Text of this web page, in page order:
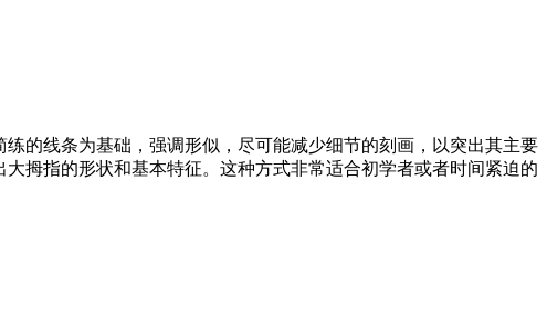
的线条为基础，强调形似，尽可能减少细节的刻画，以突出其主要
拇指的形状和基本特征。这种方式非常适合初学者或者时间紧迫的